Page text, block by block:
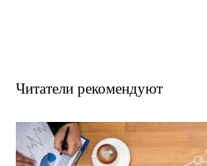
Читатели рекомендуют